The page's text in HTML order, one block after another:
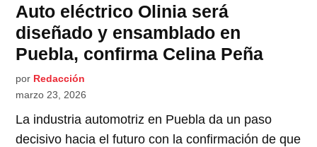
Auto eléctrico Olinia será
diseñado y ensamblado en
Puebla, confirma Celina Peña
por Redacción
marzo 23, 2026
La industria automotriz en Puebla da un paso
decisivo hacia el futuro con la confirmación de que